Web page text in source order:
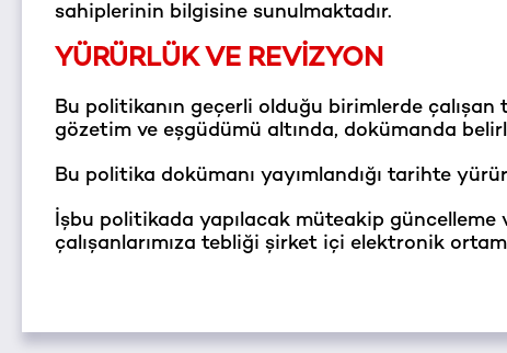
sahiplerinin bilgisine sunulmaktadır.
YÜRÜRLÜK VE REVİZYON
Bu politikanın geçerli olduğu birimlerde çalışan
gözetim ve eşgüdümü altında, dokümanda
Bu politika dokümanı yayımlandığı tarihte
İşbu politikada yapılacak müteakip
çalışanlarımıza tebliği şirket içi elektronik